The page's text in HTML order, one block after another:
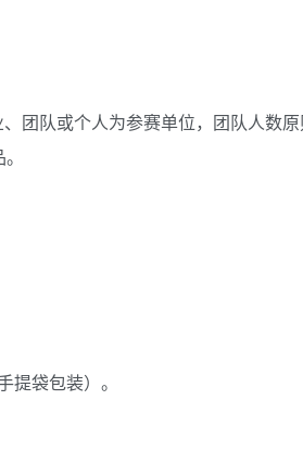
团队或个人为参赛单位，团队人数
袋包装）。